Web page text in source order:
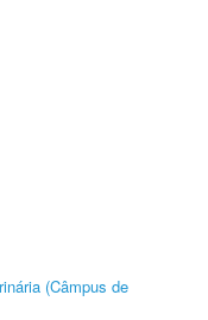
(Câmpus de